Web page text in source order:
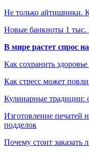
Не только айтишники.
Новые банкноты 1 тыс.
В мире растет спрос
Как сохранить
Как стресс может
Кулинарные традиции:
Изготовление печатей
подделок
Почему стоит заказать